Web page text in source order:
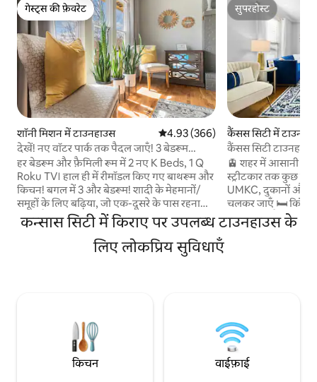
गेस्ट्स की फ़ेवरेट
गेस्ट्स की फ़ेवरेट
शॉनी मिशन में टाउनहाउस औसत रेटिंग 5 में से 4.93, 366 समीक्षाएँ
4.93 (366)
देखें! नए वॉटर पार्क तक पैदल जाएँ! 3 बेडरूम
2K~1Q~2.5 बाथरूम~
हर बेडरूम और फ़ैमिली रूम में 2 नए K Beds, 1 Q
Roku TV। हाल ही में रीमॉडल किए गए बाथरूम और
किचन! बगल में 3 और बेडरूम! शादी के मेहमानों/
समूहों के लिए बढ़िया, जो एक-दूसरे के पास रहना
चाहते हैं। एक सुंदर और शांत इलाके में स्थित!!!
कैंसस/मिज़ूरी में हर चीज़ के पास हाईवे। किचन अच्छी
तरह से सुसज्जित है। एक पूर्व संध्या कॉकटेल के साथ
डेक का आनंद लें। इसके पीछे 50+ एकड़ का पार्क है,
सुपरहोस्ट
सुपरहोस्ट
कैंसस सिटी में
कैंसस सिटी
स्ट्रीटकार 1006
🚊 शहर में आसानी से
स्ट्रीटकार तक कुछ ही
UMKC, दुकानों और
चलकर जाएँ 🛏️ किंग +
से सो सकते हैं 🛋️
जगह के तौर पर दो
कन्सास सिटी में किराए पर उपलब्ध टाउनहाउस के
लिए लोकप्रिय सुविधाएँ
किचन वाईफ़ाई